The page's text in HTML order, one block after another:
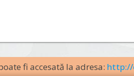
fi accesată la adresa: http://